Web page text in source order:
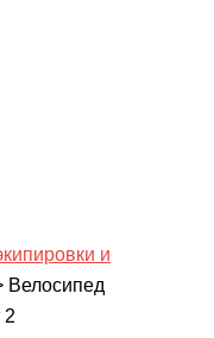
и
Велосипед
2